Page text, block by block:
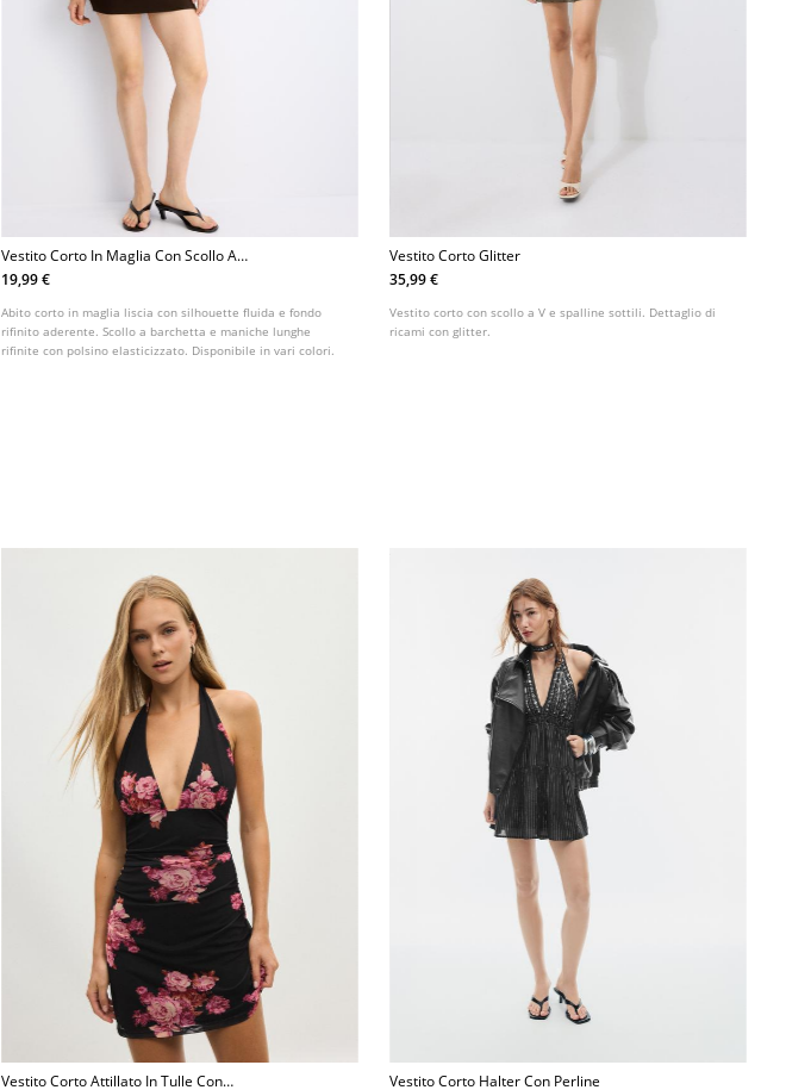
Vestito Corto In Maglia Con Scollo A
Barchetta
19,99 €
Abito corto in maglia liscia con silhouette fluida e fondo
rifinito aderente. Scollo a barchetta e maniche lunghe
rifinite con polsino elasticizzato. Disponibile in vari colori.
Vestito Corto Glitter
35,99 €
Vestito corto con scollo a V e spalline sottili. Dettaglio di
ricami con glitter.
Vestito Corto Attillato In Tulle Con
Vestito Corto Halter Con Perline